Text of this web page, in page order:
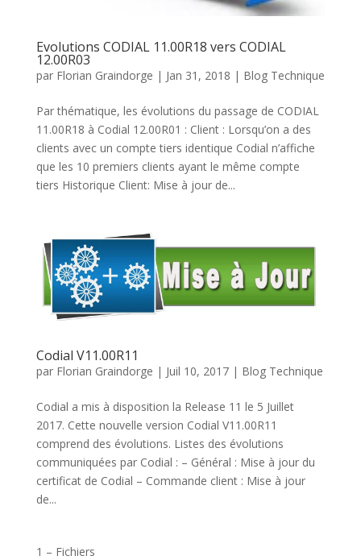
Evolutions CODIAL 11.00R18 vers CODIAL
12.00R03
par Florian Graindorge | Jan 31, 2018 | Blog Technique
Par thématique, les évolutions du passage de CODIAL
11.00R18 à Codial 12.00R01 : Client : Lorsqu’on a des
clients avec un compte tiers identique Codial n’affiche
que les 10 premiers clients ayant le même compte
tiers Historique Client: Mise à jour de...
Codial V11.00R11
par Florian Graindorge | Juil 10, 2017| Blog Technique
Codial a mis à disposition la Release 11 le 5 Juillet
2017. Cette nouvelle version Codial V11.00R11
comprend des évolutions. Listes des évolutions
communiquées par Codial : – Général : Mise à jour du
certificat de Codial – Commande client : Mise à jour
de...
1 – Fichiers